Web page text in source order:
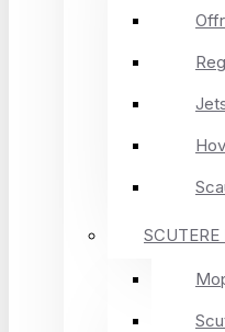
SCUTERE